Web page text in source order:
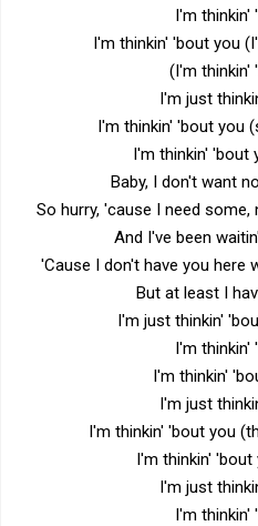
I'm thinkin'
I'm thinkin' 'bout you
(I'm thinkin'
I'm just
I'm thinkin' 'bout you
I'm thinkin' 'bout
Baby, I don't want
So hurry, 'cause I need
And I've been
'Cause I don't have you here
But at least I
I'm just thinkin'
I'm thinkin'
I'm thinkin'
I'm just
I'm thinkin' 'bout you
I'm thinkin' 'bout
I'm just
I'm thinkin'